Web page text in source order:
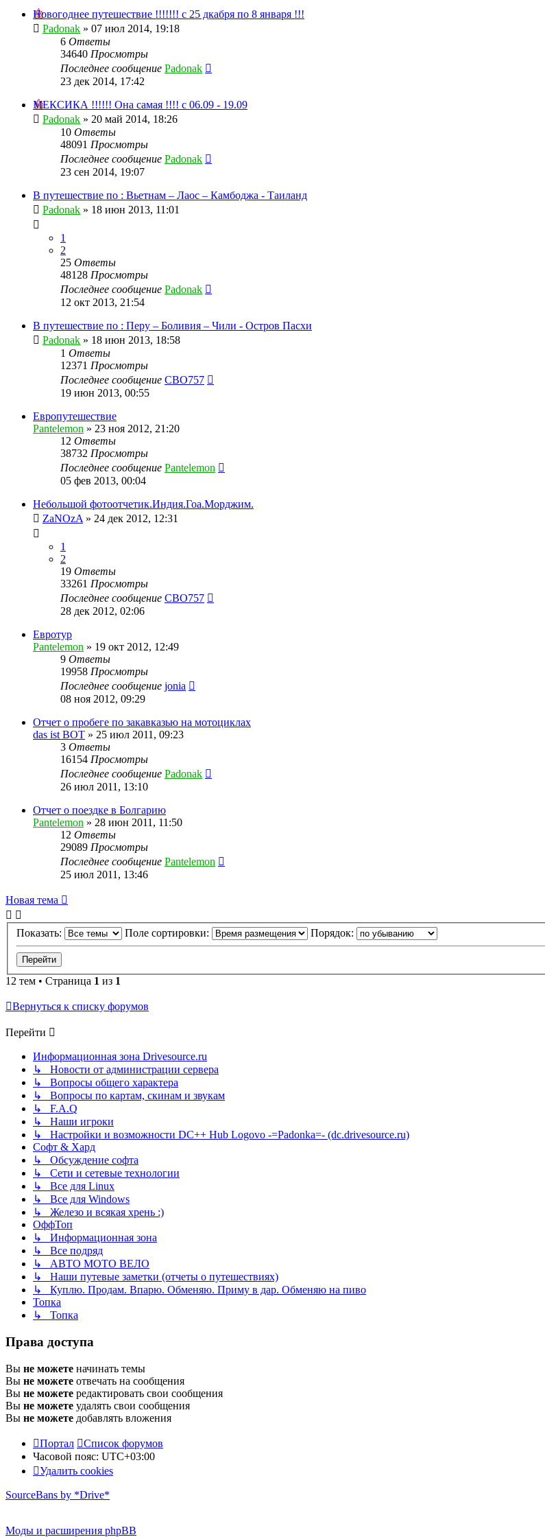
Новогоднее путешествие !!!!!!! с 25 дкабря по 8 января !!!
Padonak » 07 июл 2014, 19:18
6 Ответы
34640 Просмотры
Последнее сообщение Padonak
23 дек 2014, 17:42
МЕКСИКА !!!!!! Она самая !!!! с 06.09 - 19.09
Padonak » 20 май 2014, 18:26
10 Ответы
48091 Просмотры
Последнее сообщение Padonak
23 сен 2014, 19:07
В путешествие по : Вьетнам – Лаос – Камбоджа - Таиланд
Padonak » 18 июн 2013, 11:01
1
2
25 Ответы
48128 Просмотры
Последнее сообщение Padonak
12 окт 2013, 21:54
В путешествие по : Перу – Боливия – Чили - Остров Пасхи
Padonak » 18 июн 2013, 18:58
1 Ответы
12371 Просмотры
Последнее сообщение CBO757
19 июн 2013, 00:55
Европутешествие
Pantelemon » 23 ноя 2012, 21:20
12 Ответы
38732 Просмотры
Последнее сообщение Pantelemon
05 фев 2013, 00:04
Небольшой фотоотчетик.Индия.Гоа.Морджим.
ZaNOzA » 24 дек 2012, 12:31
1
2
19 Ответы
33261 Просмотры
Последнее сообщение CBO757
28 дек 2012, 02:06
Евротур
Pantelemon » 19 окт 2012, 12:49
9 Ответы
19958 Просмотры
Последнее сообщение jonia
08 ноя 2012, 09:29
Отчет о пробеге по закавказью на мотоциклах
das ist BOT » 25 июл 2011, 09:23
3 Ответы
16154 Просмотры
Последнее сообщение Padonak
26 июл 2011, 13:10
Отчет о поездке в Болгарию
Pantelemon » 28 июн 2011, 11:50
12 Ответы
29089 Просмотры
Последнее сообщение Pantelemon
25 июл 2011, 13:46
Новая тема
Показать: Поле сортировки: Порядок:
12 тем • Страница 1 из 1
Вернуться к списку форумов
Перейти
Информационная зона Drivesource.ru
↳ Новости от администрации сервера
↳ Вопросы общего характера
↳ Вопросы по картам, скинам и звукам
↳ F.A.Q
↳ Наши игроки
↳ Настройки и возможности DC++ Hub Logovo -=Padonka=- (dc.drivesource.ru)
Софт & Хард
↳ Обсуждение софта
↳ Сети и сетевые технологии
↳ Все для Linux
↳ Все для Windows
↳ Железо и всякая хрень :)
ОффТоп
↳ Информационная зона
↳ Все подряд
↳ АВТО МОТО ВЕЛО
↳ Наши путевые заметки (отчеты о путешествиях)
↳ Куплю. Продам. Впарю. Обменяю. Приму в дар. Обменяю на пиво
Топка
↳ Топка
Права доступа
Вы не можете начинать темы
Вы не можете отвечать на сообщения
Вы не можете редактировать свои сообщения
Вы не можете удалять свои сообщения
Вы не можете добавлять вложения
Портал
Список форумов
Часовой пояс: UTC+03:00
Удалить cookies
SourceBans by *Drive*
Моды и расширения phpBB